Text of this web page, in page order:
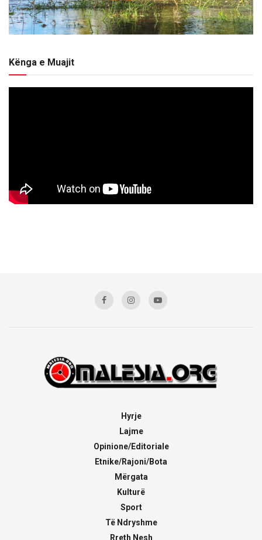
Kënga e Muajit
Hyrje
Lajme
Opinione/Editoriale
Etnike/Rajoni/Bota
Mërgata
Kulturë
Sport
Të Ndryshme
Rreth Nesh